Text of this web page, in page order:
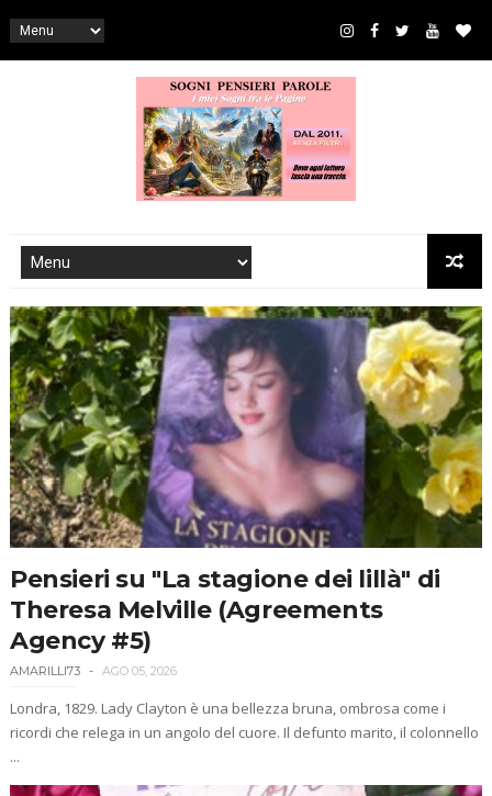
Pensieri su "La stagione dei lillà" di
Theresa Melville (Agreements
Agency #5)
AMARILLI73 AGO 05, 2026
Londra, 1829. Lady Clayton è una bellezza bruna, ombrosa come i
ricordi che relega in un angolo del cuore. Il defunto marito, il colonnello
...